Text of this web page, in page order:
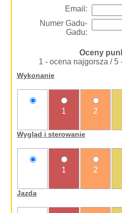
Email:
Numer Gadu-
Gadu:
Oceny
1 - ocena najgorsza / 5
Wykonanie
1 2
Wygląd i sterowanie
1 2
Jazda